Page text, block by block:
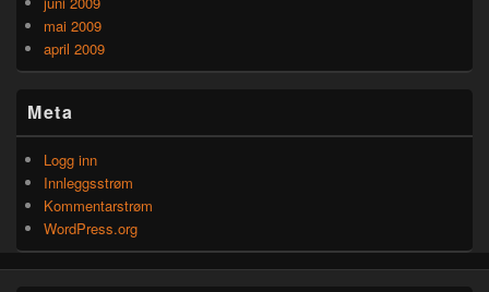
mai 2009
april 2009
Meta
Logg inn
Innleggsstrøm
Kommentarstrøm
WordPress.org